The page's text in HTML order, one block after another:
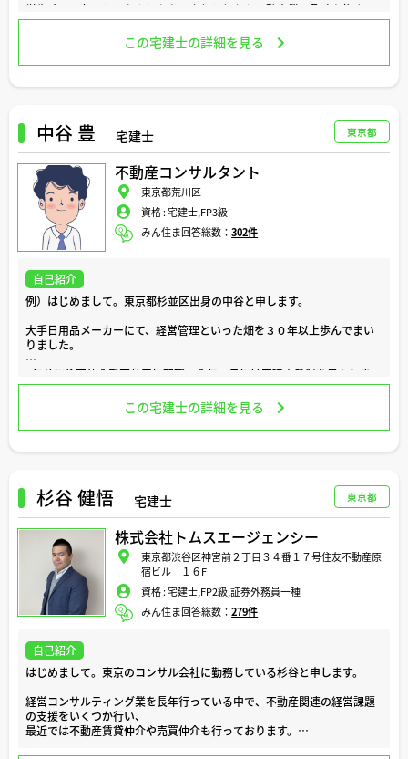
学生時代の友人とのなんともないやりとりから不動産業に興味を抱き、
通算して25年以上従事しております。
宅建士は平成16年に取得しましたが、安全に不動産を扱うにはより詳し
い法律の知識が必要と感じ、平成26年に行政書士を取得しました。これ
私にご相談いただくメリットとしては、私自身が持ち家を所有し、小規
模ながらも不動産投資を行っているため、実際の経験に基づいたアドバ
イスが可能であるという点があります。
余談ですが、住宅会社勤務時代に他社様研究の一環で、
●木造
●鉄骨造
●コンクリート造
の各構造の物件に1年以上居住し、住み心地を確認したなどの経験もあ
ります。
需要がありましたら、このような経験談もさせて戴きます。
【流れ・条件など】
●おすすめの物件はどんな物件ですか？
●売る場合・買う場合の全体的なスケジュールについて（支払いのタイ
ミングなど）
●購入する場合の諸費用やランニングコストについて
【紛争への備え】
●「私設管」とはなんですか？
【収益関係】
●収益不動産の利回りについて
●原状回復やガイドラインってなんですか？
●収益不動産の収益が終わった後の活用方法について
このようなご質問に対応しました。
同じようなご質問でも構いませんし、別のご質問でも喜んで回答いたし
なにか不動産について気になる事がありましたら、お気軽にご相談くだ
さい。
この宅建士の詳細を見る
中谷 豊 宅建士 東京都
不動産コンサルタント
東京都荒川区
資格 :宅建士,FP3級
みん住ま回答総数：302件
自己紹介
例）はじめまして。東京都杉並区出身の中谷と申します。
大手日用品メーカーにて、経営管理といった畑を３０年以上歩んでまい
りました。
3年前に住宅仲介系不動産に転職、今年３月には宅建士登録を果たしま
した。
不動産ビジネスの世界ではまだ新米ですが、長年の経験から「不動産ビ
ジネス」の本質を見抜く目には強い自負を抱いています。
す。…相対取引・あいまいな価格形成・独特な業界ルールetc
一方で、だからこそなのか、不動産は奥深く、そしてとても「面白い」
業界です
わたしが大切にしたいポリシーは「わかりやすさ」です
このポータルサイトを通じ、みなさまが不動産に感じる疑問を極力わか
りやすく解消したいと考えています。みなさまが、少しでも不動産への
理解を深め、さらには「面白さ」を感じていただければ光栄です。
必ずお役に立ちます。どうぞよろしくお願いします。
この宅建士の詳細を見る
杉谷 健悟 宅建士 東京都
株式会社トムスエージェンシー
東京都渋谷区神宮前２丁目３４番１７号住友不動産原
宿ビル １６F
資格 :宅建士,FP2級,証券外務員一種
みん住ま回答総数：279件
自己紹介
はじめまして。東京のコンサル会社に勤務している杉谷と申します。
経営コンサルティング業を長年行っている中で、不動産関連の経営課題
の支援をいくつか行い、
最近では不動産賃貸仲介や売買仲介も行っております。